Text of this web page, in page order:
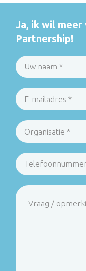
Ja, ik wil
Partnership!
Vraag